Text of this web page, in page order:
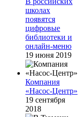
школах
появятся
цифровые
библиотеки и
онлайн-меню
19 июня 2019
Компания
«Насос-Центр»
19 сентября
2018